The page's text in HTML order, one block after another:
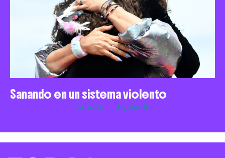
Sanando en un sistema violento
« Anterior Siguiente »